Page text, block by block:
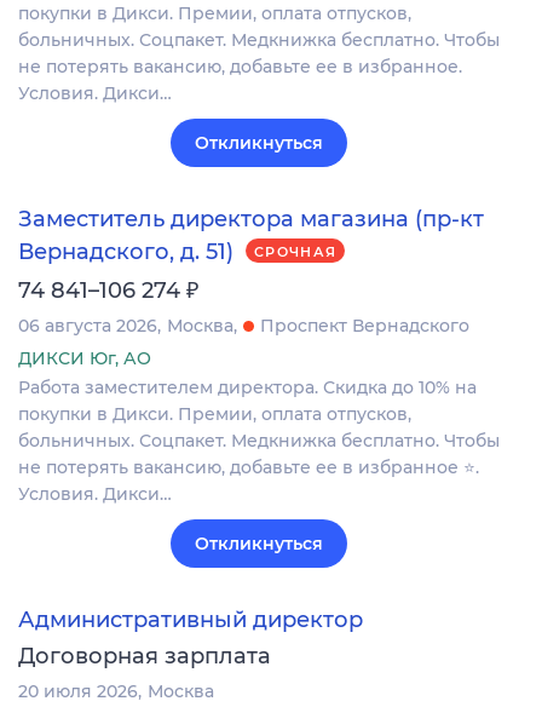
покупки в Дикси. Премии, оплата отпусков,
больничных. Соцпакет. Медкнижка бесплатно. Чтобы
не потерять вакансию, добавьте ее в избранное.
Условия. Дикси…
Откликнуться
Заместитель директора магазина (пр-кт
Вернадского, д. 51)
СРОЧНАЯ
74 841–106 274 ₽
06 августа 2026 Москва
Проспект Вернадского
ДИКСИ Юг, АО
Работа заместителем директора. Скидка до 10% на
покупки в Дикси. Премии, оплата отпусков,
больничных. Соцпакет. Медкнижка бесплатно. Чтобы
не потерять вакансию, добавьте ее в избранное ⭐.
Условия. Дикси…
Откликнуться
Административный директор
Договорная зарплата
20 июля 2026 Москва